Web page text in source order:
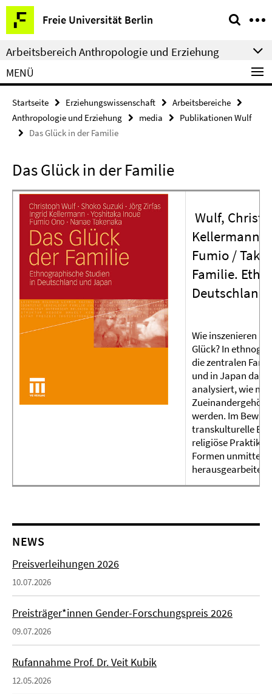
Springe
direkt
zu
Inhalt
Freie Universität Berlin
Service-
Navigation
Arbeitsbereich Anthropologie und Erziehung
MENÜ
Startseite Erziehungswissenschaft
Arbeitsbereiche
Anthropologie und Erziehung
media
Publikationen Wulf
Das Glück in der Familie
Das Glück in der Familie
Wulf,
Kellermann,
Fumio /
Familie.
Deutschland
Wie inszenieren
Glück? In
die zentralen
und in Japan das
analysiert, wie mit
werden. Im
transkulturelle
religiöse
Formen
herausgearbeitet.
NEWS
Preisverleihungen 2026
10.07.2026
Preisträger*innen Gender-Forschungspreis 2026
09.07.2026
Rufannahme Prof. Dr. Veit Kubik
12.05.2026